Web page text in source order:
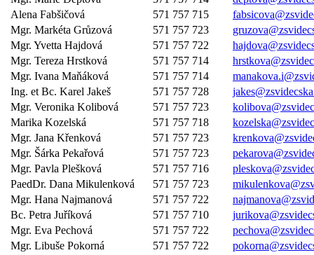
Alena Fabšičová
571 757 715
Mgr. Markéta Grůzová
571 757 723
Mgr. Yvetta Hajdová
571 757 722
Mgr. Tereza Hrstková
571 757 714
Mgr. Ivana Maňáková
571 757 714
Ing. et Bc. Karel Jakeš
571 757 728
Mgr. Veronika Kolibová
571 757 723
Marika Kozelská
571 757 718
Mgr. Jana Křenková
571 757 723
Mgr. Šárka Pekařová
571 757 723
Mgr. Pavla Plešková
571 757 716
PaedDr. Dana Mikulenková
571 757 723
Mgr. Hana Najmanová
571 757 722
Bc. Petra Juříková
571 757 710
Mgr. Eva Pechová
571 757 722
Mgr. Libuše Pokorná
571 757 722